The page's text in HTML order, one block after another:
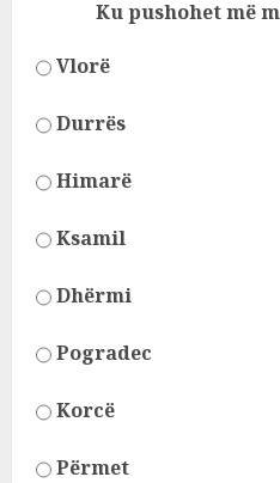
Ku pushohet më
Vlorë
Durrës
Himarë
Ksamil
Dhërmi
Pogradec
Korcë
Përmet